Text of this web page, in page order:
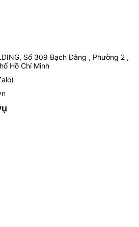
Số 309 Bạch Đằng , Phường 2 ,
Hồ Chí Minh